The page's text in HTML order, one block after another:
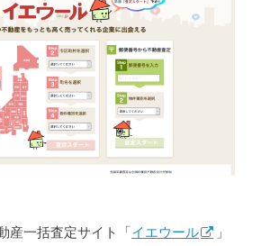
産一括査定サイト「イエウール
」